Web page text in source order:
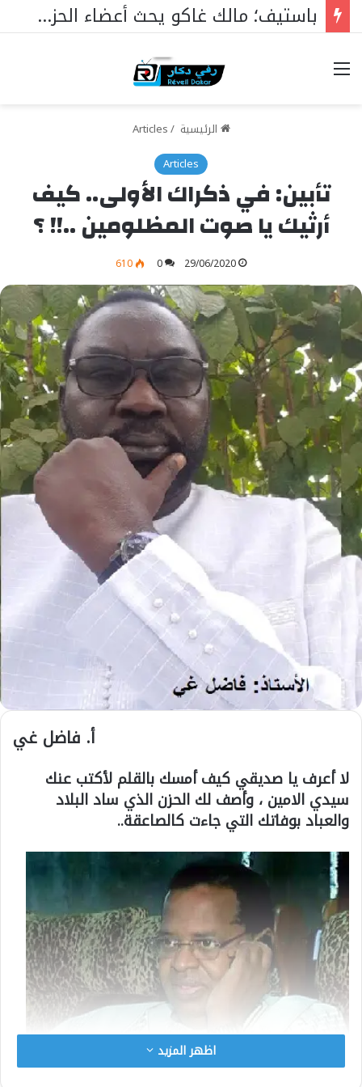
باستيف؛ مالك غاكو يحث أعضاء الحزب على التماسك
خيارات
الرئيسية /
Articles
Articles
تأبين: في ذكراك الأولى.. كيف
أرثيك يا صوت المظلومين ..!! ؟
29/06/2020
0
610
أ. فاضل غي
لا أعرف يا صديقي كيف أمسك بالقلم لأكتب عنك
سيدي الامين ، وأصف لك الحزن الذي ساد البلاد
والعباد بوفاتك التي جاءت كالصاعقة..
اظهر المزيد